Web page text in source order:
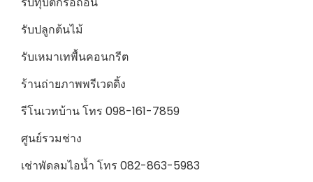
รับปลูกต้นไม้
รับเหมาเทพื้นคอนกรีต
ร้านถ่ายภาพพรีเวดดิ้ง
รีโนเวทบ้าน โทร 098-161-7859
ศูนย์รวมช่าง
เช่าพัดลมไอน้ำ โทร 082-863-5983